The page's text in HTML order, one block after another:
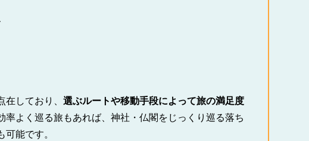
しており、 選ぶルートや移動手段によって旅の満足度
率よく巡る旅もあれば、神社・仏閣をじっくり巡る落ち
能です。